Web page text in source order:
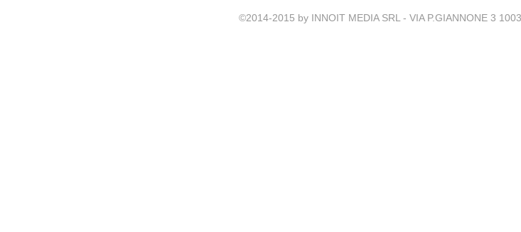
©2014-2015 by INNOIT MEDIA SRL - VIA P.GIANNONE 3